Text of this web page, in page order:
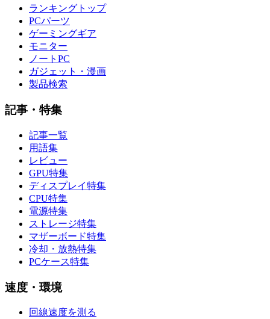
ランキングトップ
PCパーツ
ゲーミングギア
モニター
ノートPC
ガジェット・漫画
製品検索
記事・特集
記事一覧
用語集
レビュー
GPU特集
ディスプレイ特集
CPU特集
電源特集
ストレージ特集
マザーボード特集
冷却・放熱特集
PCケース特集
速度・環境
回線速度を測る